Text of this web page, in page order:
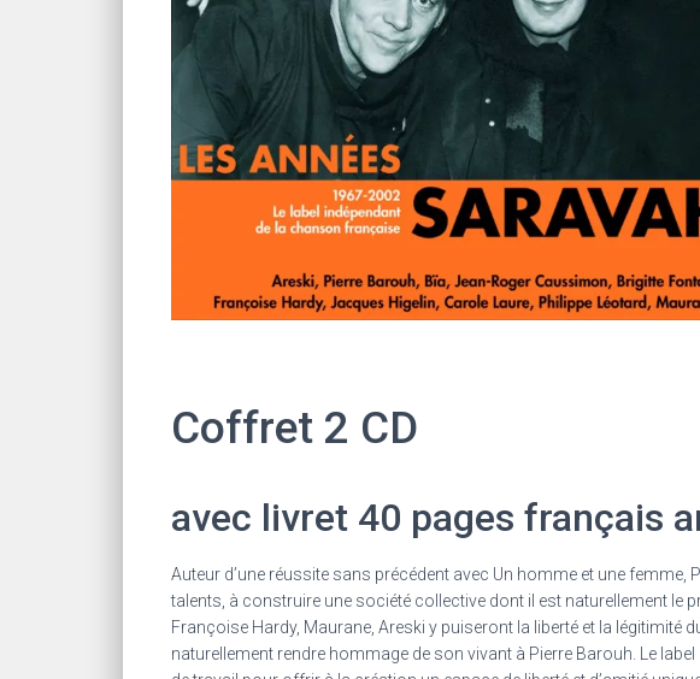
Coffret 2 CD
avec livret 40 pages français
Auteur d’une réussite sans précédent avec Un homme et une
talents, à construire une société collective dont il est naturellement le
Françoise Hardy, Maurane, Areski y puiseront la liberté et la
naturellement rendre hommage de son vivant à Pierre Barouh. Le